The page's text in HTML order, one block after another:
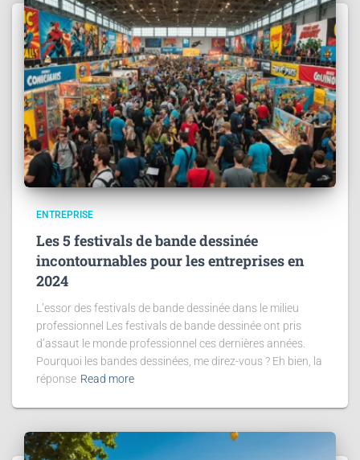
ENTREPRISE
Les 5 festivals de bande dessinée
incontournables pour les entreprises en
2024
L’essor des festivals de bande dessinée dans le milieu
professionnel Les festivals de bande dessinée ont pris
d’assaut le monde professionnel ces dernières années.
Pourquoi les bandes dessinées, me direz-vous ? Eh bien, la
réponse Read more